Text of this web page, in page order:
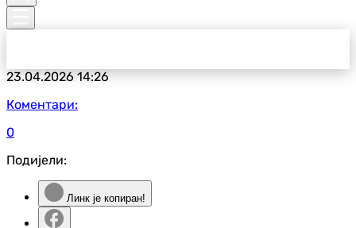
23.04.202614:26
Коментари:
0
Подијели:
Линк је копиран!